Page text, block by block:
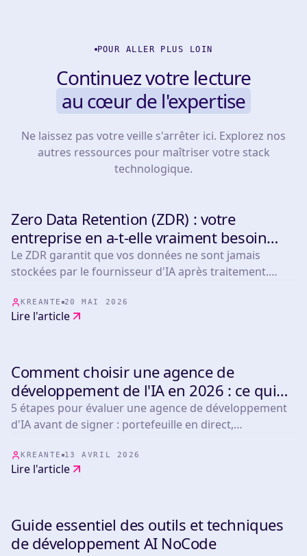
POUR ALLER PLUS LOIN
Continuez votre lecture
au cœur de l'expertise
Ne laissez pas votre veille s'arrêter ici. Explorez nos
autres ressources pour maîtriser votre stack
technologique.
Zero Data Retention (ZDR) : votre
entreprise en a-t-elle vraiment besoin
pour utiliser l'IA ?
Le ZDR garantit que vos données ne sont jamais
stockées par le fournisseur d'IA après traitement.
besoin (4 cas critiques vs 5 cas overkill) avec
comparatif Anthropic, OpenAI/Azure, Mistral,
KREANTE 20 MAI 2026
Lire l'article
Comment choisir une agence de
développement de l'IA en 2026 : ce qui
compte vraiment
5 étapes pour évaluer une agence de développement
d'IA avant de signer : portefeuille en direct,
conditions post-lancement et benchmarks de prix
pour plus de 265 projets.
KREANTE 13 AVRIL 2026
Lire l'article
Guide essentiel des outils et techniques
de développement AI NoCode